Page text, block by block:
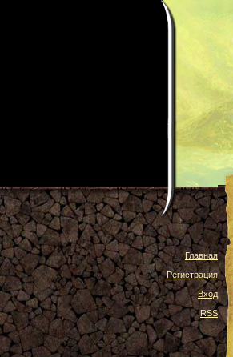
Главная
Регистрация
Вход
RSS